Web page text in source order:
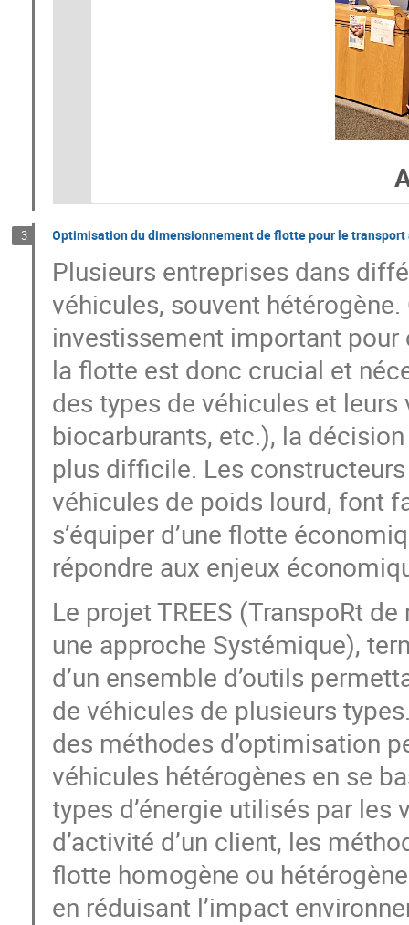
3 Optimisation du dimensionnement de flotte pour le
Plusieurs entreprises dans
véhicules, souvent
investissement important
la flotte est donc crucial et
des types de véhicules et
biocarburants, etc.), la
plus difficile. Les
véhicules de poids lourd, font
s’équiper d’une flotte
répondre aux enjeux
Le projet TREES (TranspoRt
une approche Systémique),
d’un ensemble d’outils
de véhicules de plusieurs
des méthodes d’optimisation
véhicules hétérogènes en se
types d’énergie utilisés par
d’activité d’un client, les
flotte homogène ou
en réduisant l’impact